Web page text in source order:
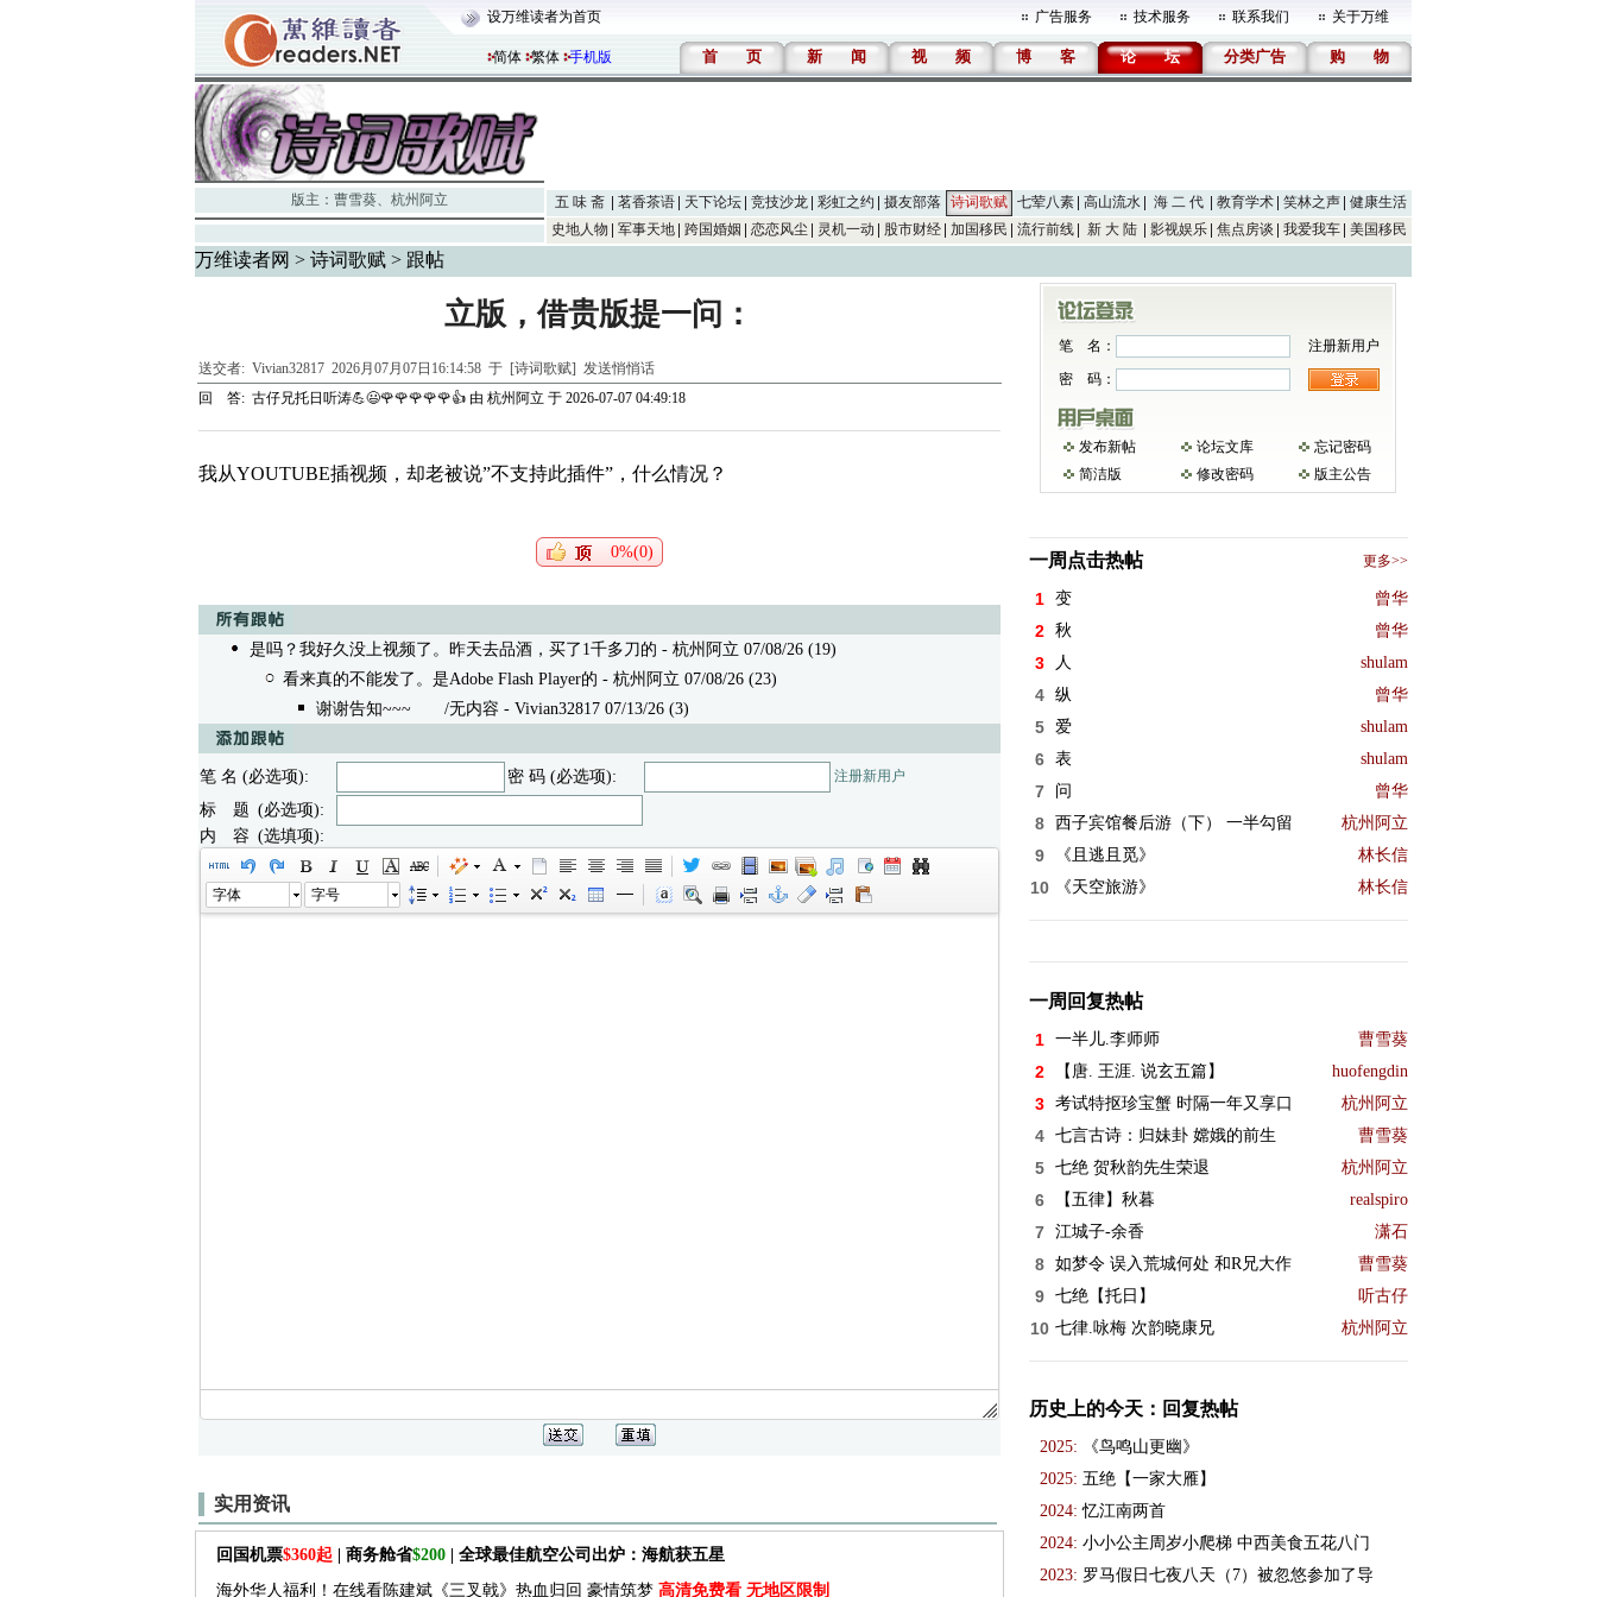
设万维读者为首页 广告服务 技术服务 联系我们 关于万维
简体 繁体 手机版 首 页 新 闻 视 频 博 客 论 坛 分类广告 购 物
版主： 曹雪葵、 杭州阿立 五 味 斋 茗香茶语 天下论坛 竞技沙龙 彩虹之约 摄友部落 诗词歌赋 七荤八素 高山流水 海 二 代 教育学术 笑林之声
健康生活
史地人物
军事天地 跨国婚姻 恋恋风尘 灵机一动 股市财经 加国移民 流行前线 新 大 陆 影视娱乐 焦点房谈 我爱我车 美国移民
万维读者网 > 诗词歌赋> 跟帖
立版，借贵版提一问：
送交者: Vivian328172026月07月07日16:14:58 于 [诗词歌赋] 发送悄悄话
回 答: 古仔兄托日听涛💪😃🌹🌹🌹🌹🌹👍由 杭州阿立 于 2026-07-07 04:49:18
我从YOUTUBE插视频，却老被说”不支持此插件”，什么情况？
0%(0)
是吗？我好久没上视频了。昨天去品酒，买了1千多刀的 - 杭州阿立 07/08/26 (19)
看来真的不能发了。是Adobe Flash Player的 - 杭州阿立 07/08/26 (23)
谢谢告知~~~/无内容 - Vivian32817 07/13/26 (3)
笔 名 (必选项): 密 码 (必选项): 注册新用户
标 题 (必选项):
内 容 (选填项):
字体 字号
实用资讯
回国机票$360起 | 商务舱省$200| 全球最佳航空公司出炉：海航获五星
海外华人福利！在线看陈建斌《三叉戟》热血归回 豪情筑梦 高清免费看 无地区限制
笔 名：
注册新用户
密 码：
发布新帖 论坛文库
忘记密码
简洁版
修改密码 版主公告
一周点击热帖 更多>>
1 变 曾华
2 秋 曾华
3 人 shulam
4 纵 曾华
5 爱 shulam
6 表 shulam
7 问 曾华
8 西子宾馆餐后游（下） 一半勾留 杭州阿立
9 《且逃且觅》 林长信
10 《天空旅游》 林长信
一周回复热帖
1 一半儿.李师师 曹雪葵
2 【唐. 王涯. 说玄五篇】 huofengdin
3 考试特抠珍宝蟹 时隔一年又享口 杭州阿立
4 七言古诗：归妹卦 嫦娥的前生 曹雪葵
5 七绝 贺秋韵先生荣退 杭州阿立
6 【五律】秋暮 realspiro
7 江城子-余香 潇石
8 如梦令 误入荒城何处 和R兄大作 曹雪葵
9 七绝【托日】 听古仔
10 七律.咏梅 次韵晓康兄 杭州阿立
历史上的今天：回复热帖
2025:
《鸟鸣山更幽》
2025: 五绝【一家大雁】
2024: 忆江南两首
2024: 小小公主周岁小爬梯 中西美食五花八门
2023: 罗马假日七夜八天（7）被忽悠参加了导